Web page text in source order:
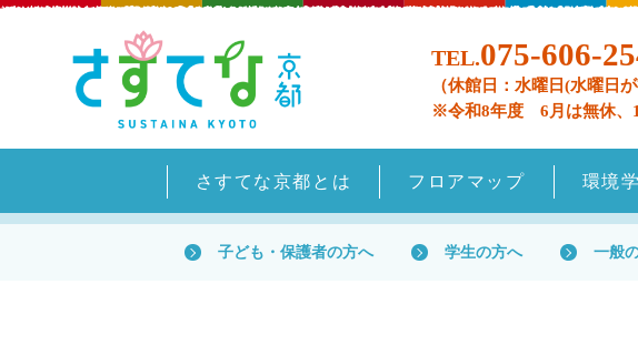
TEL.075-606-
（休館日：水曜日(水曜日
※令和8年度 6月は無休、1
さすてな京都とは フロアマップ 環境
子ども・保護者の方へ 学生の方へ 一般